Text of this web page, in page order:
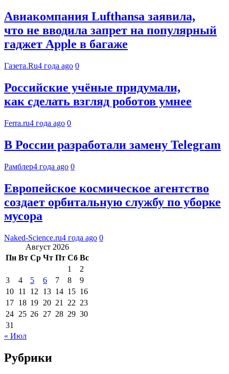
Авиакомпания Lufthansa заявила,
что не вводила запрет на популярный
гаджет Apple в багаже
Газета.Ru4 года ago 0
Российские учёные придумали,
как сделать взгляд роботов умнее
Ferra.ru4 года ago 0
В России разработали замену Telegram
Рамблер4 года ago 0
Европейское космическое агентство
создает орбитальную службу по уборке
мусора
Naked-Science.ru4 года ago 0
Август 2026
Пн Вт Ср Чт Пт Сб Вс
1
2
3
4 5 6 7 8
9
10 11 12 13 14 15 16
17 18 19 20 21 22 23
24 25 26 27 28 29 30
31
« Июл
Рубрики